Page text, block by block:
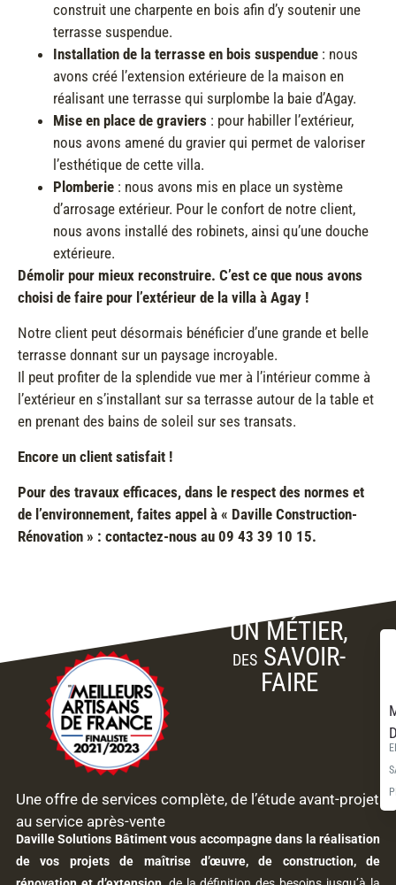
construit une charpente en bois afin d’y soutenir une
terrasse suspendue.
Installation de la terrasse en bois suspendue : nous
avons créé l’extension extérieure de la maison en
réalisant une terrasse qui surplombe la baie d’Agay.
Mise en place de graviers : pour habiller l’extérieur,
nous avons amené du gravier qui permet de valoriser
l’esthétique de cette villa.
Plomberie : nous avons mis en place un système
d’arrosage extérieur. Pour le confort de notre client,
nous avons installé des robinets, ainsi qu’une douche
extérieure.
Démolir pour mieux reconstruire. C’est ce que nous avons
choisi de faire pour l’extérieur de la villa à Agay !
Notre client peut désormais bénéficier d’une grande et belle
terrasse donnant sur un paysage incroyable.
Il peut profiter de la splendide vue mer à l’intérieur comme à
l’extérieur en s’installant sur sa terrasse autour de la table et
en prenant des bains de soleil sur ses transats.
Encore un client satisfait !
Pour des travaux efficaces, dans le respect des normes et
de l’environnement, faites appel à « Daville Construction-
Rénovation » : contactez-nous au 09 43 39 10 15.
UN MÉTIER,
DES SAVOIR-
FAIRE
Une offre de services complète, de l’étude avant-projet
au service après-vente
Daville Solutions Bâtiment vous accompagne dans la réalisation
de vos projets de maîtrise d’œuvre, de construction, de